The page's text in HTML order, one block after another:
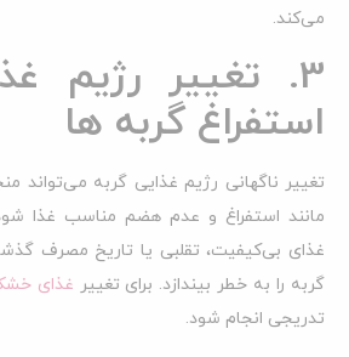
می‌کند.
3. تغییر رژیم
استفراغ گربه ها
تغییر ناگهانی رژیم غذایی گربه می‌تواند
مانند استفراغ و عدم هضم مناسب غذا
غذای بی‌کیفیت، تقلبی یا تاریخ مصرف
گربه را به خطر بیندازد. برای تغییر غذای
تدریجی انجام شود.